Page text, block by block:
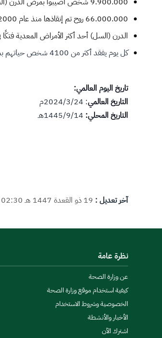
66.000.000 روح تم إنقاذها منذ عام 2000م، من خلال الجهود العالمية للقضاء على مرض الدرن (السل).
الدرن (السل) أحد أكثر الأمراض المعدية فتكًا
كل يوم يفقد أكثر من 4100 شخص حياتهم بسبب مرض الدرن.
تاريخ اليوم العالمي:
التاريخ العالمي: 2024/3/24م
التاريخ المحلي:
آخر تعديل : 19 ذو القعدة 1447 هـ 02:30 م
نظرة عامة
عن وزارة الصحة
كيفية استخدام موقع وزارة الصحة
الخصوصية وشروط الاستخدام
الأخبار والأنشطة
اشترك الآن